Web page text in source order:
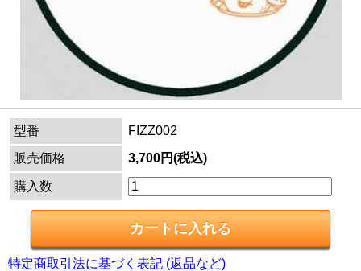
型番
FIZZ002
販売価格
3,700円(税込)
購入数
特定商取引法に基づく表記 (返品など)